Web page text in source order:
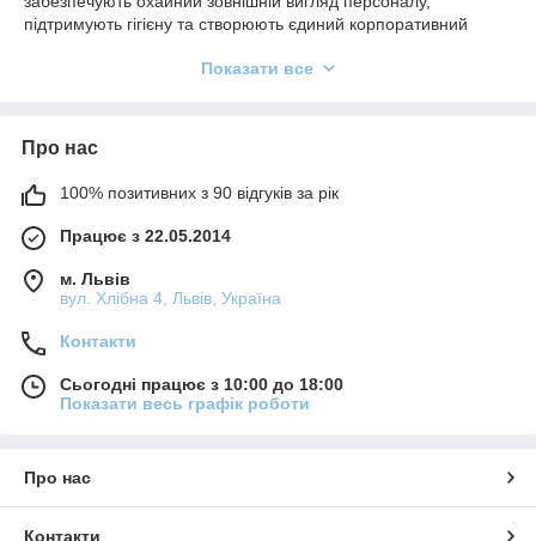
підтримують гігієну та створюють єдиний корпоративний
Купити шапки таблетки — це правильне рішення для
щоденному використанні, не заважає роботі та добре
Шапки таблетки активно використовуються як у медичних
закладах, так і в індустрії краси та харчового сервісу, де
дотримання гігієнічних норм є обов’язковим.
Хто може купити шапки таблетки
Купити шапки таблетки можуть компанії та спеціалісти з
різних сфер діяльності:
ресторани та кухонний персонал
медичні центри та клініки
Показати все
Про нас
100% позитивних з 90 відгуків за рік
Працює з 22.05.2014
м. Львів
вул. Хлібна 4, Львів, Україна
Контакти
Сьогодні працює з 10:00 до 18:00
Показати весь графік роботи
Про нас
Контакти